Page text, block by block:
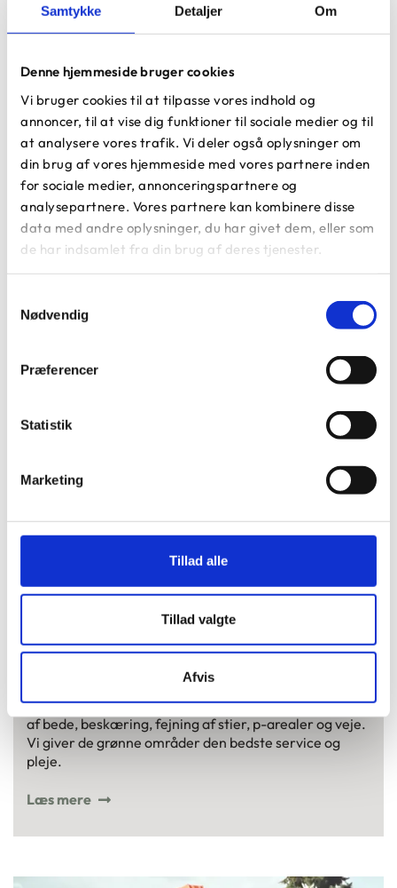
Samtykke Detaljer Om
Denne hjemmeside bruger cookies
Vi bruger cookies til at tilpasse vores indhold og
annoncer, til at vise dig funktioner til sociale medier og til
at analysere vores trafik. Vi deler også oplysninger om
din brug af vores hjemmeside med vores partnere inden
for sociale medier, annonceringspartnere og
analysepartnere. Vores partnere kan kombinere disse
data med andre oplysninger, du har givet dem, eller som
de har indsamlet fra din brug af deres tjenester.
Nødvendig
Præferencer
Statistik
Marketing
Tillad alle
Tillad valgte
Afvis
Referencer
Her kan du læse om nogle af de projekter, som vi hos
Anlægsgartner Heino Vistisen A/S siden 1984 har
udført for vores kunder.
Pleje og vedligeholdelse
Vi passer alt lige fra græsslåning, hækklipning, lugning
af bede, beskæring, fejning af stier, p-arealer og veje.
Vi giver de grønne områder den bedste service og
pleje.
Læs mere